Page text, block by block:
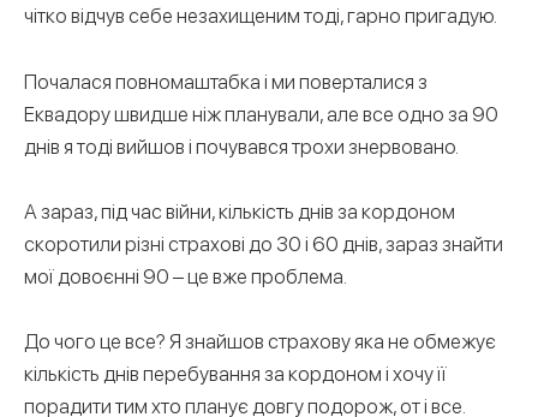
чітко відчув себе незахищеним тоді, гарно пригадую.
Почалася повномаштабка і ми поверталися з
Еквадору швидше ніж планували, але все одно за 90
днів я тоді вийшов і почувався трохи знервовано.
А зараз, під час війни, кількість днів за кордоном
скоротили різні страхові до 30 і 60 днів, зараз знайти
мої довоєнні 90 – це вже проблема.
До чого це все? Я знайшов страхову яка не обмежує
кількість днів перебування за кордоном і хочу її
порадити тим хто планує довгу подорож, от і все.